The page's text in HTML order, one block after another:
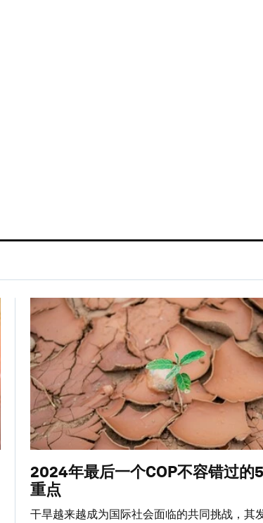
2024年最后一个COP不容错过的
重点
干旱越来越成为国际社会面临的共同挑战，其